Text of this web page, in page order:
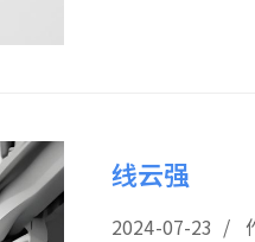
线云强
2024-07-23 /